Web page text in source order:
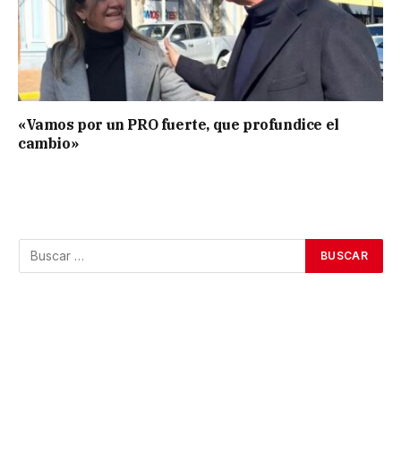
«Vamos por un PRO fuerte, que profundice el
cambio»